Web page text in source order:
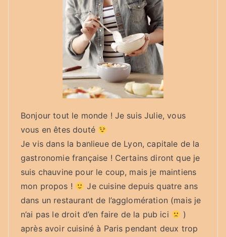
Bonjour tout le monde ! Je suis Julie, vous
vous en êtes douté
Je vis dans la banlieue de Lyon, capitale de la
gastronomie française ! Certains diront que je
suis chauvine pour le coup, mais je maintiens
mon propos !
Je cuisine depuis quatre ans
dans un restaurant de l’agglomération (mais je
n’ai pas le droit d’en faire de la pub ici
)
après avoir cuisiné à Paris pendant deux trop